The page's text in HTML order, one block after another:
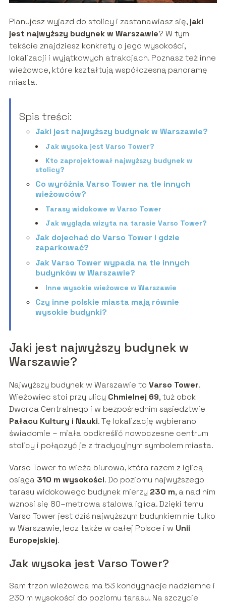
Planujesz wyjazd do stolicy i zastanawiasz się, jaki
jest najwyższy budynek w Warszawie? W tym
tekście znajdziesz konkrety o jego wysokości,
lokalizacji i wyjątkowych atrakcjach. Poznasz też inne
wieżowce, które kształtują współczesną panoramę
miasta.
Spis treści:
Jaki jest najwyższy budynek w Warszawie?
Jak wysoka jest Varso Tower?
Kto zaprojektował najwyższy budynek w
stolicy?
Co wyróżnia Varso Tower na tle innych
wieżowców?
Tarasy widokowe w Varso Tower
Jak wygląda wizyta na tarasie Varso Tower?
Jak dojechać do Varso Tower i gdzie
zaparkować?
Jak Varso Tower wypada na tle innych
budynków w Warszawie?
Inne wysokie wieżowce w Warszawie
Czy inne polskie miasta mają równie
wysokie budynki?
Jaki jest najwyższy budynek w
Warszawie?
Najwyższy budynek w Warszawie to Varso Tower.
Wieżowiec stoi przy ulicy Chmielnej 69, tuż obok
Dworca Centralnego i w bezpośrednim sąsiedztwie
Pałacu Kultury i Nauki. Tę lokalizację wybierano
świadomie – miała podkreślić nowoczesne centrum
stolicy i połączyć je z tradycyjnym symbolem miasta.
Varso Tower to wieża biurowa, która razem z iglicą
osiąga 310 m wysokości. Do poziomu najwyższego
tarasu widokowego budynek mierzy 230 m, a nad nim
wznosi się 80–metrowa stalowa iglica. Dzięki temu
Varso Tower jest dziś najwyższym budynkiem nie tylko
w Warszawie, lecz także w całej Polsce i w Unii
Europejskiej.
Jak wysoka jest Varso Tower?
Sam trzon wieżowca ma 53 kondygnacje nadziemne i
230 m wysokości do poziomu tarasu. Na szczycie